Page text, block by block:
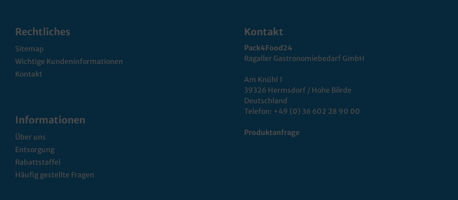
Rechtliches
Sitemap
Wichtige Kundeninformationen
Kontakt
Informationen
Über uns
Entsorgung
Rabattstaffel
Häufig gestellte Fragen
Kontakt
Pack4Food24
Ragaller Gastronomiebedarf GmbH
Am Knühl 1
39326 Hermsdorf / Hohe Börde
Deutschland
Telefon: +49 (0) 36 602 28 90 00
Produktanfrage